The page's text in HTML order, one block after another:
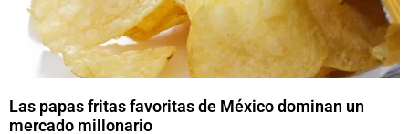
Las papas fritas favoritas de México dominan un
mercado millonario